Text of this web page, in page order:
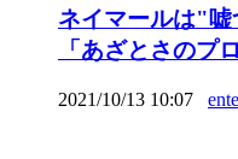
ネイマールは"嘘
「あざとさのプ
2021/10/13 10:07